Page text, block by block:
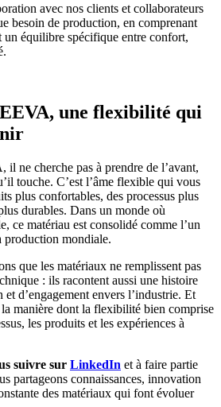
avec nos clients et collaborateurs
besoin de production, en comprenant
un équilibre spécifique entre confort,
une flexibilité qui
il ne cherche pas à prendre de l’avant,
touche. C’est l’âme flexible qui vous
plus confortables, des processus plus
durables. Dans un monde où
ce matériau est consolidé comme l’un
production mondiale.
que les matériaux ne remplissent pas
: ils racontent aussi une histoire
et d’engagement envers l’industrie. Et
manière dont la flexibilité bien comprise
les produits et les expériences à
suivre sur LinkedIn et à faire partie
partageons connaissances, innovation
des matériaux qui font évoluer